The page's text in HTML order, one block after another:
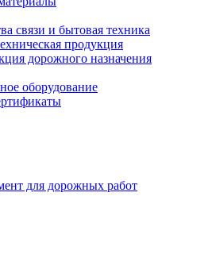
связи и бытовая техника
продукция
дорожного назначения
оборудование
для дорожных работ